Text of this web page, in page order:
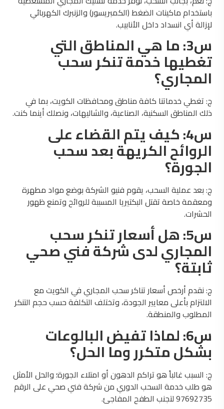
باستخدام ماكينات الضغط (الكمبريسور) والزنبرك الكهربائي
لإزالة أي انسداد داخل الأنابيب.
س3: ما هي المناطق التي
تغطيها خدمة تنكر سحب
المجاري؟
ج: تغطي خدماتنا كافة مناطق ومحافظات الكويت، بما في
ذلك المناطق السكنية، الصناعية، والشاليهات، ونصلك أينما كنت.
س4: كيف يتم القضاء على
الروائح الكريهة بعد سحب
الجورة؟
ج: بعد عملية السحب، يقوم فنيو الشركة بوضع مواد مطهرة
ومعقمة خاصة تقتل البكتيريا المسببة للروائح وتمنع ظهور
الحشرات.
س5: هل أسعار تنكر سحب
المجاري لدى شركة فني صحي
ثابتة؟
ج: نقدم أرخص أسعار تناكر سحب المجاري في الكويت مع
الالتزام بأعلى معايير الجودة، وتختلف التكلفة حسب حجم التنكر
المطلوب والمنطقة.
س6: لماذا تفيض البالوعات
بشكل متكرر وما الحل؟
ج: السبب غالباً هو تراكم الدهون أو امتلاء الجورة؛ والحل الأمثل
هو طلب خدمة السحب الدوري من شركة فني صحي على الرقم
97692735 لتجنب الطفح المفاجئ.